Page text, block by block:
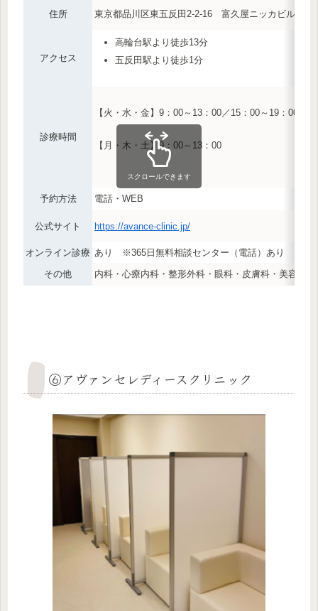
住所 東京都品川区東五反田2-2-16 富久屋ニッカビル3階
アクセス
高輪台駅より徒歩13分
五反田駅より徒歩1分
診療時間
【火・水・金】9：00～13：00／15：00～19：00
【月・木・土】9：00～13：00
予約方法 電話・WEB
公式サイト https://avance-clinic.jp/
オンライン診療 あり ※365日無料相談センター（電話）あり
その他
内科・心療内科・整形外科・眼科・皮膚科・美容皮膚
スクロールできます
⑥アヴァンセレディースクリニック